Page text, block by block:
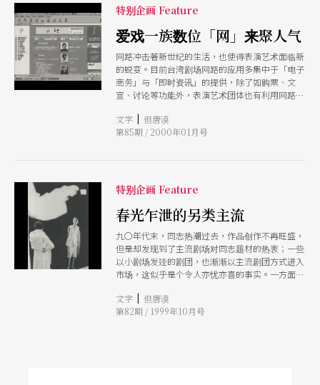
特别企画 Feature
爱戏一族数位「网」来聚人气
网路冲击著新世纪的生活，也使得表演艺术面临新
的蜕变。目前台湾剧场网路的应用多集中于「电子
商务」与「即时资讯」的提供，除了如购票、文
宣、讨论等功能外，表演艺术团体也有利用网路的
文字 | 但唐谟
第85期 / 2000年01月号
特别企画 Feature
春光乍泄的另类主流
九〇年代末，同志热潮过去，作品创作不再旺盛，
但是却发现到了主流剧场对同志题材的热衷；一些
以小剧场发迹的剧团，也渐渐以主流剧团方式进入
市场，这似乎是个令人亦忧亦喜的事实。一方面，
面却模糊了同志剧场的运动位置，让人觉得它不再
具有顚覆性而被主流文化收编。其实，如果能够彻
文字 | 但唐谟
第82期 / 1999年10月号